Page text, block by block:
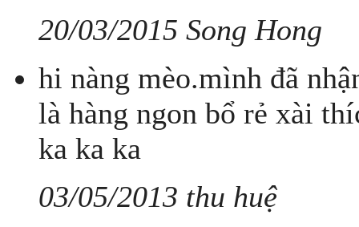
20/03/2015 Song Hong
hi nàng mèo.mình đã
là hàng ngon bổ rẻ xài
ka ka ka
03/05/2013 thu huệ